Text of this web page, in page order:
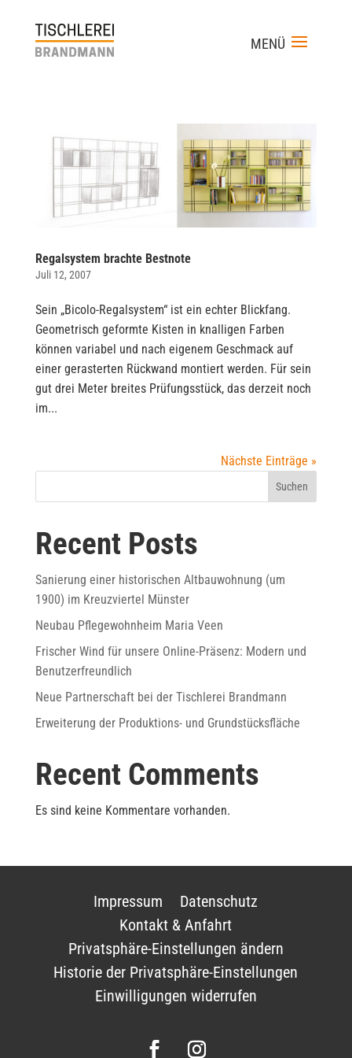
Regalsystem brachte Bestnote
Juli 12, 2007
Sein „Bicolo-Regalsystem“ ist ein echter Blickfang.
Geometrisch geformte Kisten in knalligen Farben
können variabel und nach eigenem Geschmack auf
einer gerasterten Rückwand montiert werden. Für sein
gut drei Meter breites Prüfungsstück, das derzeit noch
im...
Nächste Einträge »
Suchen
Recent Posts
Sanierung einer historischen Altbauwohnung (um
1900) im Kreuzviertel Münster
Neubau Pflegewohnheim Maria Veen
Frischer Wind für unsere Online-Präsenz: Modern und
Benutzerfreundlich
Neue Partnerschaft bei der Tischlerei Brandmann
Erweiterung der Produktions- und Grundstücksfläche
Recent Comments
Es sind keine Kommentare vorhanden.
Impressum
Datenschutz
Kontakt & Anfahrt
Privatsphäre-Einstellungen ändern
Historie der Privatsphäre-Einstellungen
Einwilligungen widerrufen